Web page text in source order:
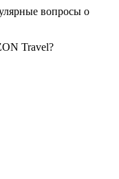
вопросы о
Travel?